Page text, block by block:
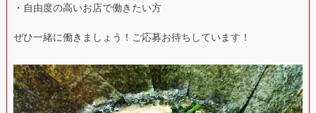
・自由度の高いお店で働きたい方
ぜひ一緒に働きましょう！ご応募お待ちしています！